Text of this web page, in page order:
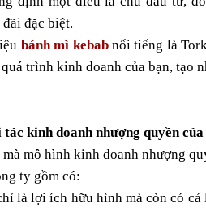
đặc biệt.
bánh mì kebab nổi tiếng là
trình kinh doanh của bạn, tạo
kinh doanh nhượng quyền
mô hình kinh doanh nhượng
ty gồm có:
là lợi ích hữu hình mà còn có